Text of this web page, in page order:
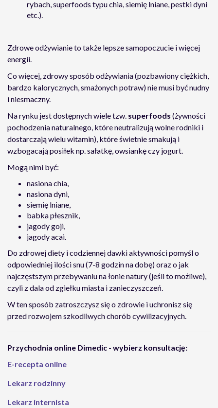
rybach, superfoods typu chia, siemię lniane, pestki dyni
etc.).
Zdrowe odżywianie to także lepsze samopoczucie i więcej
energii.
Co więcej, zdrowy sposób odżywiania (pozbawiony ciężkich,
bardzo kalorycznych, smażonych potraw) nie musi być nudny
i niesmaczny.
Na rynku jest dostępnych wiele tzw. superfoods (żywności
pochodzenia naturalnego, które neutralizują wolne rodniki i
dostarczają wielu witamin), które świetnie smakują i
wzbogacają posiłek np. sałatkę, owsiankę czy jogurt.
Mogą nimi być:
nasiona chia,
nasiona dyni,
siemię lniane,
babka płesznik,
jagody goji,
jagody acai.
Do zdrowej diety i codziennej dawki aktywności pomyśl o
odpowiedniej ilości snu (7-8 godzin na dobę) oraz o jak
najczęstszym przebywaniu na łonie natury (jeśli to możliwe),
czyli z dala od zgiełku miasta i zanieczyszczeń.
W ten sposób zatroszczysz się o zdrowie i uchronisz się
przed rozwojem szkodliwych chorób cywilizacyjnych.
Przychodnia online Dimedic - wybierz konsultację:
E-recepta online
Lekarz rodzinny
Lekarz internista